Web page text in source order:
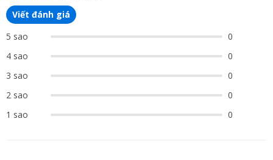
Viết đánh giá
5 sao
0
4 sao
0
3 sao
0
2 sao
0
1 sao
0